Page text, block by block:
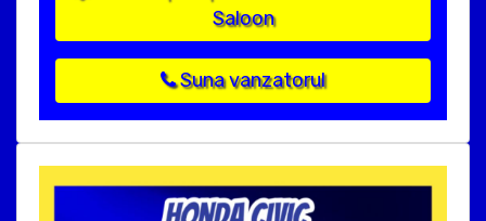
Saloon
Suna vanzatorul